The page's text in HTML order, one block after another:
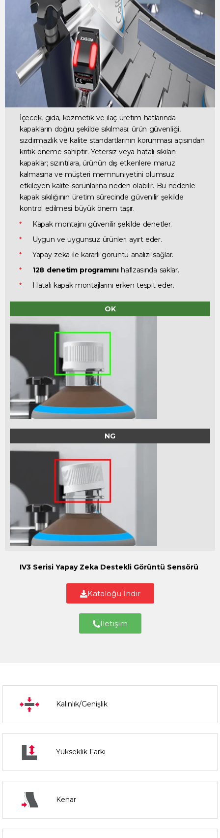
İçecek, gıda, kozmetik ve ilaç üretim hatlarında
kapakların doğru şekilde sıkılması; ürün güvenliği,
sızdırmazlık ve kalite standartlarının korunması açısından
kritik öneme sahiptir. Yetersiz veya hatalı sıkılan
kapaklar; sızıntılara, ürünün dış etkenlere maruz
kalmasına ve müşteri memnuniyetini olumsuz
etkileyen kalite sorunlarına neden olabilir. Bu nedenle
kapak sıkılığının üretim sürecinde güvenilir şekilde
kontrol edilmesi büyük önem taşır.
Kapak montajını güvenilir şekilde denetler.
Uygun ve uygunsuz ürünleri ayırt eder.
Yapay zeka ile kararlı görüntü analizi sağlar.
128 denetim programınıhafızasında saklar.
Hatalı kapak montajlarını erken tespit eder.
OK
NG
IV3 Serisi Yapay Zeka Destekli Görüntü Sensörü
Kataloğu İndir
İletişim
Kalınlık/Genişlik
Yükseklik Farkı
Kenar